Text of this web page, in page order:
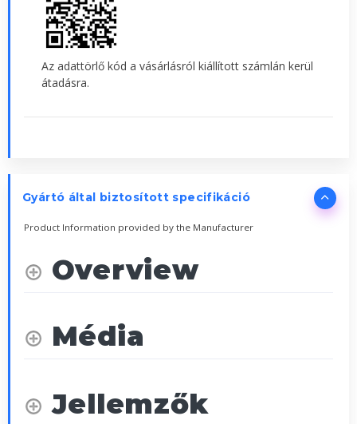
Az adattörlő kód a vásárlásról kiállított számlán kerül
átadásra.
Gyártó által biztosított specifikáció
Product Information provided by the Manufacturer
Overview
Média
Jellemzők